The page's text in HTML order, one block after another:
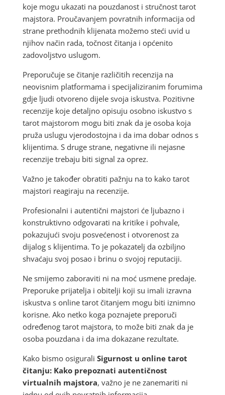
koje mogu ukazati na pouzdanost i stručnost tarot
majstora. Proučavanjem povratnih informacija od
strane prethodnih klijenata možemo steći uvid u
njihov način rada, točnost čitanja i općenito
zadovoljstvo uslugom.
Preporučuje se čitanje različitih recenzija na
neovisnim platformama i specijaliziranim forumima
gdje ljudi otvoreno dijele svoja iskustva. Pozitivne
recenzije koje detaljno opisuju osobno iskustvo s
tarot majstorom mogu biti znak da je osoba koja
pruža uslugu vjerodostojna i da ima dobar odnos s
klijentima. S druge strane, negativne ili nejasne
recenzije trebaju biti signal za oprez.
Važno je također obratiti pažnju na to kako tarot
majstori reagiraju na recenzije.
Profesionalni i autentični majstori će ljubazno i
konstruktivno odgovarati na kritike i pohvale,
pokazujući svoju posvećenost i otvorenost za
dijalog s klijentima. To je pokazatelj da ozbiljno
shvaćaju svoj posao i brinu o svojoj reputaciji.
Ne smijemo zaboraviti ni na moć usmene predaje.
Preporuke prijatelja i obitelji koji su imali izravna
iskustva s online tarot čitanjem mogu biti iznimno
korisne. Ako netko koga poznajete preporuči
određenog tarot majstora, to može biti znak da je
osoba pouzdana i da ima dokazane rezultate.
Kako bismo osigurali Sigurnost u online tarot
čitanju: Kako prepoznati autentičnost
virtualnih majstora, važno je ne zanemariti ni